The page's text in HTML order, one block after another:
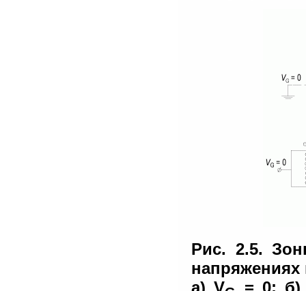
Рис. 2.5.
напряжениях